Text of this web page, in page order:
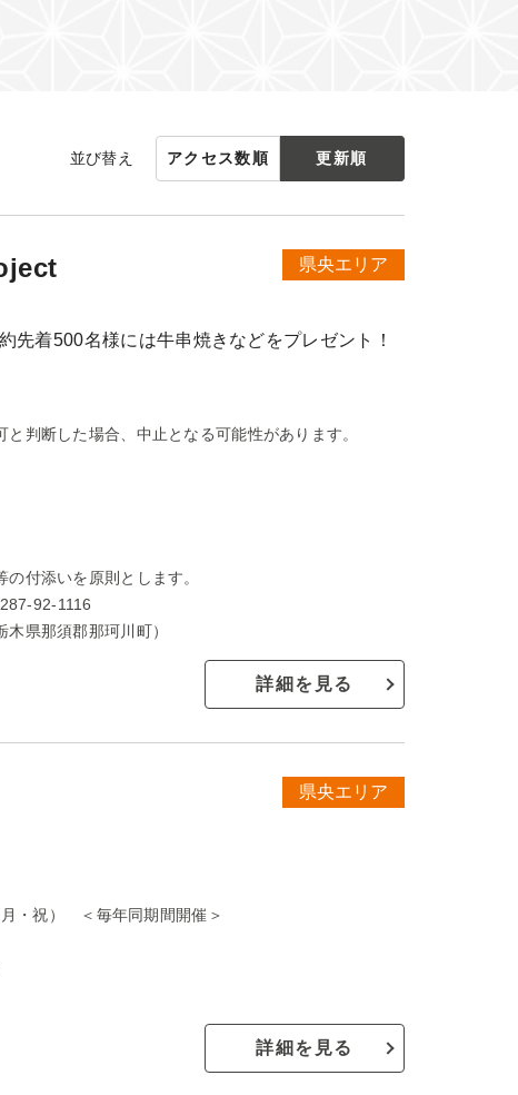
並び替え アクセス数順 更新順
県央エリア
先着500名様には牛串焼きなどをプレゼント！
判断した場合、中止となる可能性があります。
付添いを原則とします。
92-1116
県那須郡那珂川町）
詳細を見る
県央エリア
・祝） ＜毎年同期間開催＞
詳細を見る